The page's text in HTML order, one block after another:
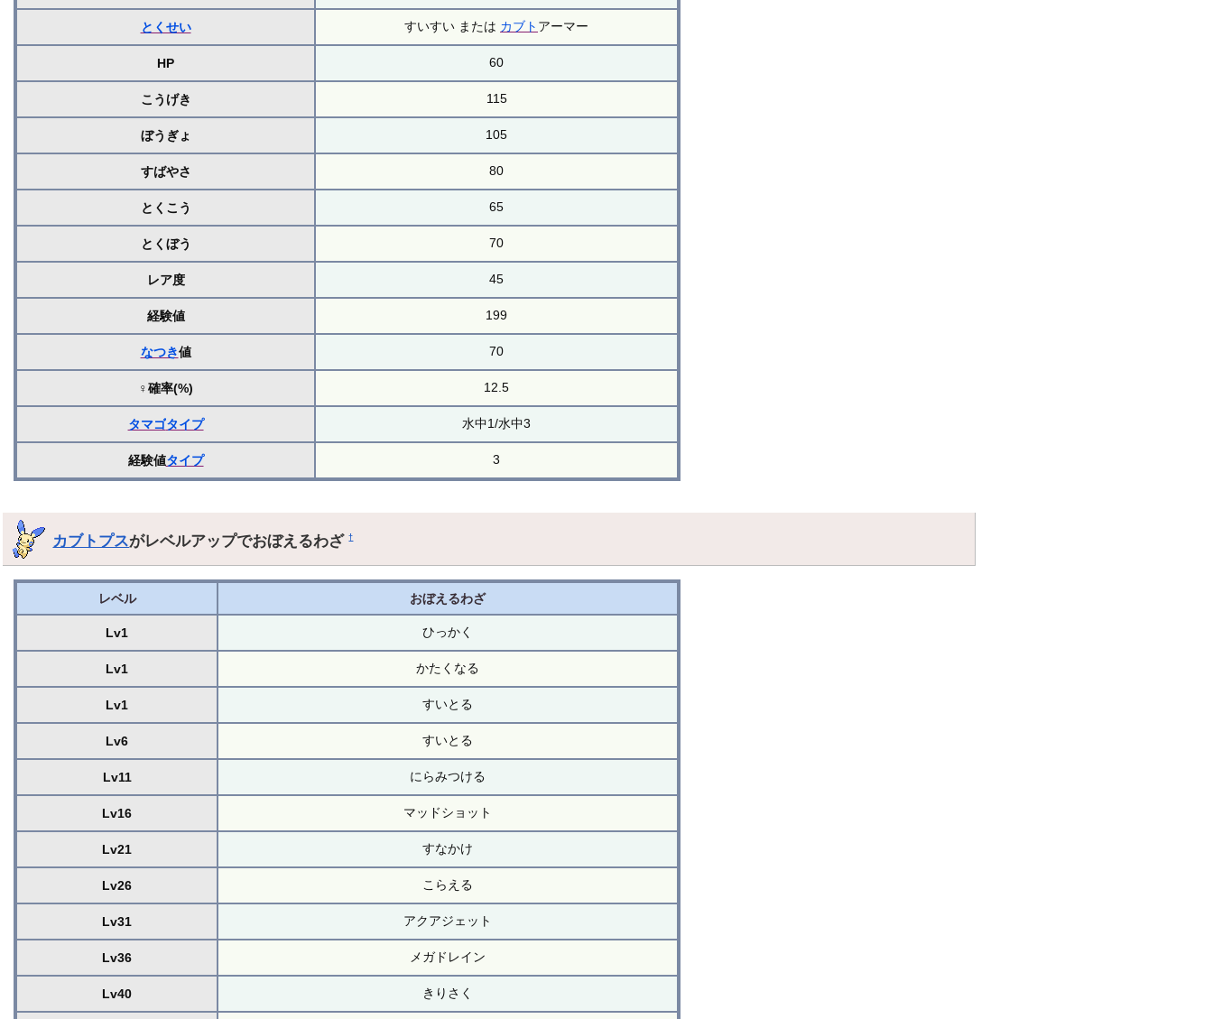
とくせい すいすい または カブト アーマー
HP 60
こうげき 115
ぼうぎょ 105
すばやさ 80
とくこう 65
とくぼう 70
レア度 45
経験値 199
なつき値 70
♀確率(%) 12.5
タマゴタイプ 水中1/水中3
経験値タイプ 3
カブトプスがレベルアップでおぼえるわざ†
レベル おぼえるわざ
Lv1 ひっかく
Lv1 かたくなる
Lv1 すいとる
Lv6 すいとる
Lv11 にらみつける
Lv16 マッドショット
Lv21 すなかけ
Lv26 こらえる
Lv31 アクアジェット
Lv36 メガドレイン
Lv40 きりさく